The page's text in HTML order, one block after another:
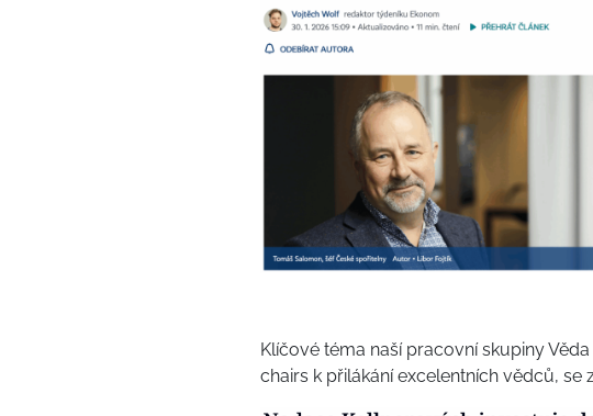
Klíčové téma naší pracovní skupiny
chairs k přilákání excelentních vědců, se